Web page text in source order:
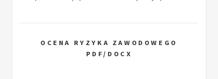
OCENA RYZYKA ZAWODOWEGO
PDF/DOCX